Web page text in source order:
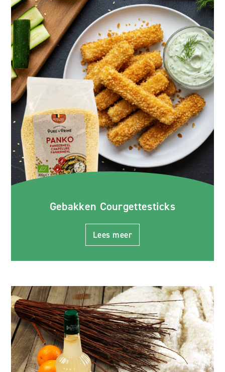
Gebakken Courgettesticks
Lees meer